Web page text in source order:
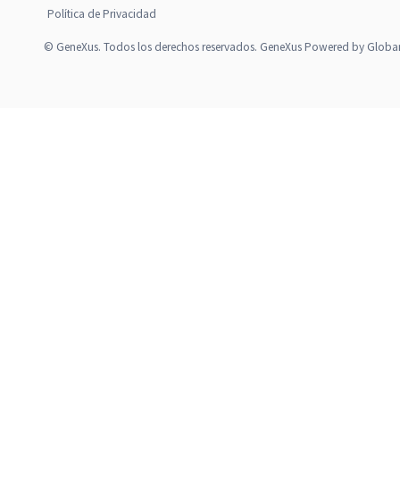
Política de Privacidad
© GeneXus. Todos los derechos reservados. GeneXus Powered by